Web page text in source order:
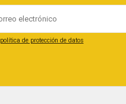
política de protección de datos